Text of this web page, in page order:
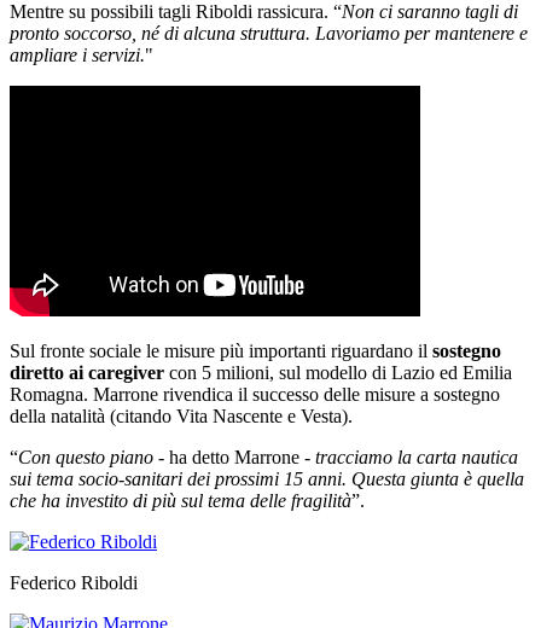
Mentre su possibili tagli Riboldi rassicura. “Non ci saranno tagli di
pronto soccorso, né di alcuna struttura. Lavoriamo per mantenere e
ampliare i servizi."
Sul fronte sociale le misure più importanti riguardano il sostegno
diretto ai caregiver con 5 milioni, sul modello di Lazio ed Emilia
Romagna. Marrone rivendica il successo delle misure a sostegno
della natalità (citando Vita Nascente e Vesta).
“Con questo piano - ha detto Marrone - tracciamo la carta nautica
sui tema socio-sanitari dei prossimi 15 anni. Questa giunta è quella
che ha investito di più sul tema delle fragilità”.
Federico Riboldi